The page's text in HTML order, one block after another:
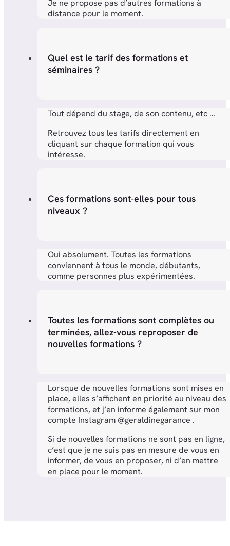
Je ne propose pas d’autres formations à
distance pour le moment.
Quel est le tarif des formations et
séminaires ?
Tout dépend du stage, de son contenu, etc …
Retrouvez tous les tarifs directement en
cliquant sur chaque formation qui vous
intéresse.
Ces formations sont-elles pour tous
niveaux ?
Oui absolument. Toutes les formations
conviennent à tous le monde, débutants,
comme personnes plus expérimentées.
Toutes les formations sont complètes ou
terminées, allez-vous reproposer de
nouvelles formations ?
Lorsque de nouvelles formations sont mises en
place, elles s’affichent en priorité au niveau des
formations, et j’en informe également sur mon
compte Instagram @geraldinegarance .
Si de nouvelles formations ne sont pas en ligne,
c’est que je ne suis pas en mesure de vous en
informer, de vous en proposer, ni d’en mettre
en place pour le moment.